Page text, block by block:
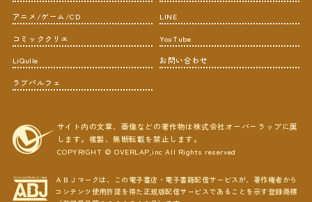
アニメ/ゲーム/CD
コミッククリエ
LiQulle
ラブパルフェ
LINE
YouTube
お問い合わせ
サイト内の文章、画像などの著作物は株式会社オーバーラップに属
します。複製、無断転載を禁止します。
COPYRIGHT © OVERLAP,inc All Rights reserved
ＡＢＪマークは、この電子書店・電子書籍配信サービスが、著作権者から
コンテンツ使用許諾を得た正規版配信サービスであることを示す登録商標